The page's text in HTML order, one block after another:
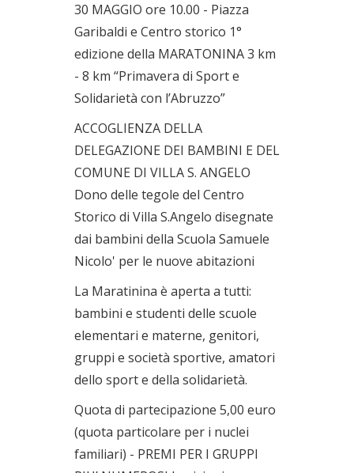
30 MAGGIO ore 10.00 - Piazza
Garibaldi e Centro storico 1°
edizione della MARATONINA 3 km
- 8 km “Primavera di Sport e
Solidarietà con l’Abruzzo”
ACCOGLIENZA DELLA
DELEGAZIONE DEI BAMBINI E DEL
COMUNE DI VILLA S. ANGELO
Dono delle tegole del Centro
Storico di Villa S.Angelo disegnate
dai bambini della Scuola Samuele
Nicolo' per le nuove abitazioni
La Maratinina è aperta a tutti:
bambini e studenti delle scuole
elementari e materne, genitori,
gruppi e società sportive, amatori
dello sport e della solidarietà.
Quota di partecipazione 5,00 euro
(quota particolare per i nuclei
familiari) - PREMI PER I GRUPPI